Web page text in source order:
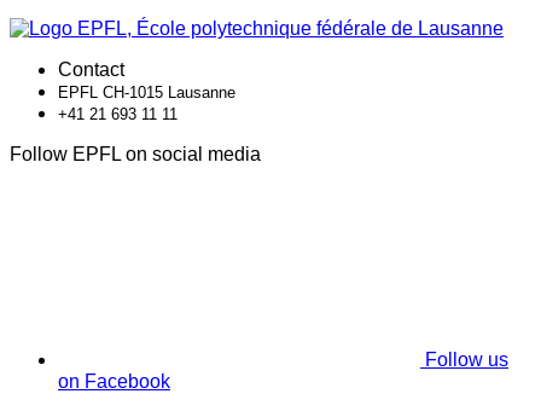
Contact
EPFL CH-1015 Lausanne
+41 21 693 11 11
Follow EPFL on social media
Follow us
on Facebook